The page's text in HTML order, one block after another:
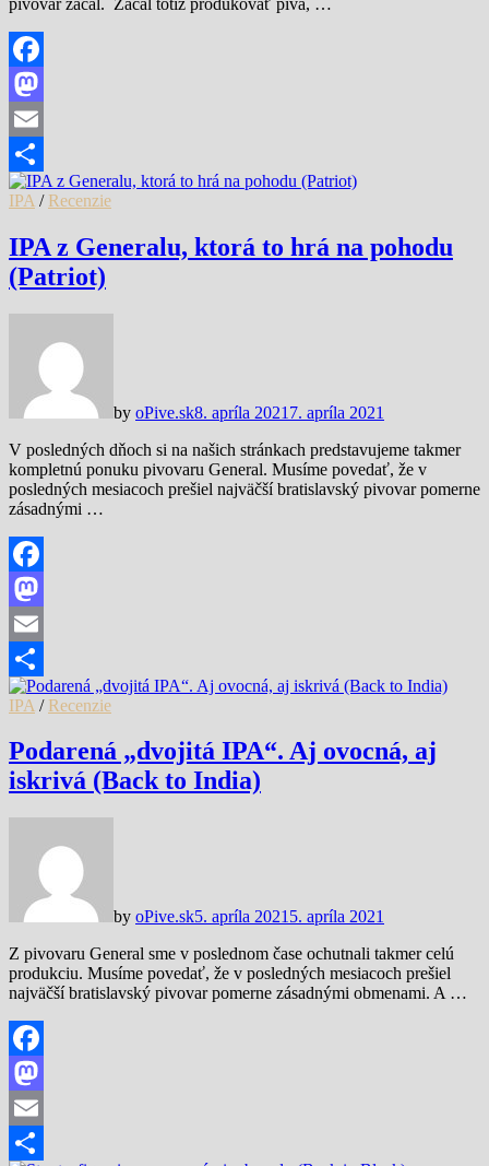
Facebook
Mastodon
Email
Share
IPA / Recenzie
IPA z Generalu, ktorá to hrá na pohodu
(Patriot)
by oPive.sk8. apríla 2021 7. apríla 2021
V posledných dňoch si na našich stránkach predstavujeme takmer
kompletnú ponuku pivovaru General. Musíme povedať, že v
posledných mesiacoch prešiel najväčší bratislavský pivovar pomerne
zásadnými …
Facebook
Mastodon
Email
Share
IPA / Recenzie
Podarená „dvojitá IPA“. Aj ovocná, aj
iskrivá (Back to India)
by oPive.sk5. apríla 2021 5. apríla 2021
Z pivovaru General sme v poslednom čase ochutnali takmer celú
produkciu. Musíme povedať, že v posledných mesiacoch prešiel
najväčší bratislavský pivovar pomerne zásadnými obmenami. A …
Facebook
Mastodon
Email